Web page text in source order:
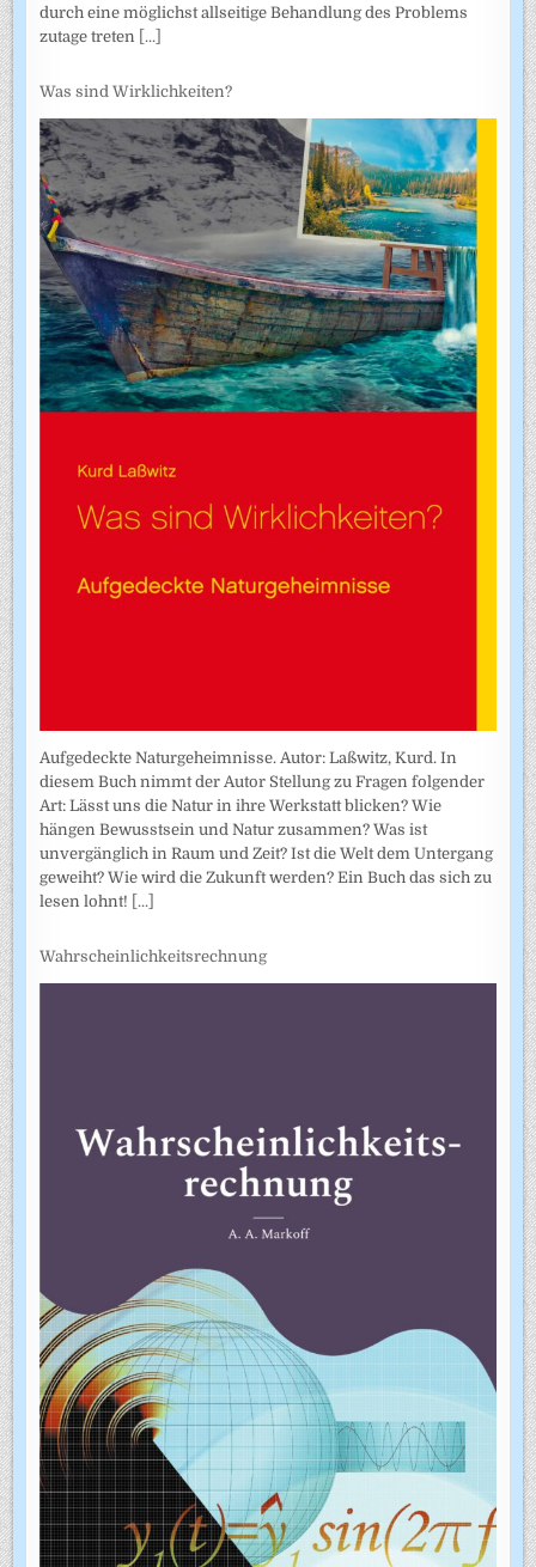
durch eine möglichst allseitige Behandlung des Problems
zutage treten [...]
Was sind Wirklichkeiten?
Aufgedeckte Naturgeheimnisse. Autor: Laßwitz, Kurd. In
diesem Buch nimmt der Autor Stellung zu Fragen folgender
Art: Lässt uns die Natur in ihre Werkstatt blicken? Wie
hängen Bewusstsein und Natur zusammen? Was ist
unvergänglich in Raum und Zeit? Ist die Welt dem Untergang
geweiht? Wie wird die Zukunft werden? Ein Buch das sich zu
lesen lohnt! [...]
Wahrscheinlichkeitsrechnung